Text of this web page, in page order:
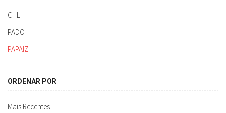
CHL
PADO
PAPAIZ
ORDENAR POR
Mais Recentes